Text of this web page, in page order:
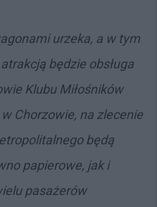
urzeka, a w tym
będzie obsługa
Klubu Miłośników
Chorzowie, na zlecenie
będą
papierowe, jak i
pasażerów